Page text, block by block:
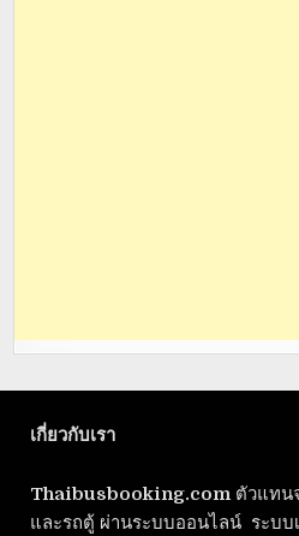
เกี่ยวกับเรา
Thaibusbooking.com ตัวแทน
และรถตู้ ผ่านระบบออนไลน์ ระบบ